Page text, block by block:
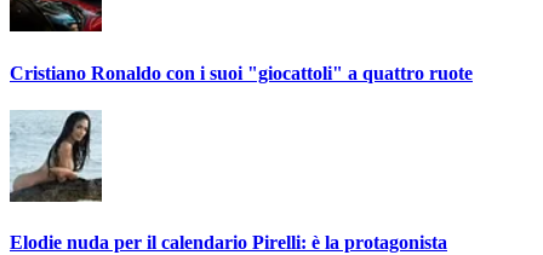
Cristiano Ronaldo con i suoi "giocattoli" a quattro ruote
Elodie nuda per il calendario Pirelli: è la protagonista